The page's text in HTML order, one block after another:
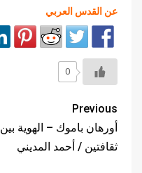
عن القدس العربي
0
Previous
أورهان باموك – الهوية بين
ثقافتين / أحمد المديني